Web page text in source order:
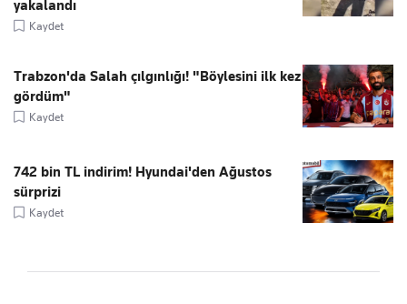
yakalandı
Kaydet
Trabzon'da Salah çılgınlığı! "Böylesini ilk kez
gördüm"
Kaydet
742 bin TL indirim! Hyundai'den Ağustos
sürprizi
Kaydet